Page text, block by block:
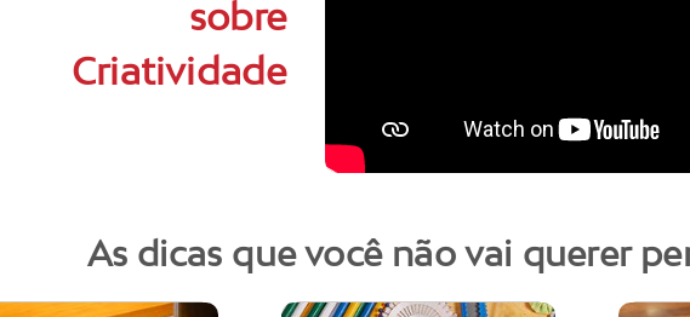
sobre
Criatividade
As dicas que você não vai querer